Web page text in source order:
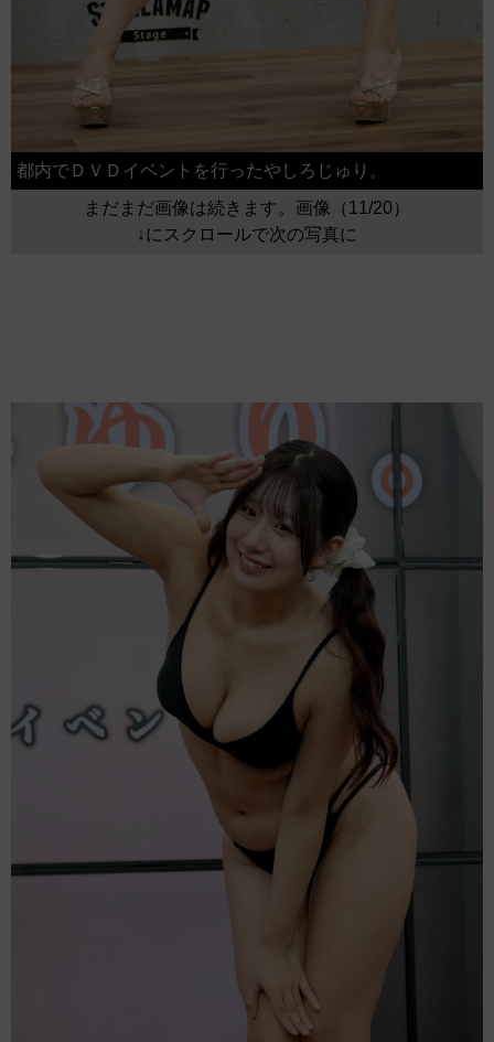
都内でＤＶＤイベントを行ったやしろじゅり。
まだまだ画像は続きます。画像（11/20）
↓にスクロールで次の写真に